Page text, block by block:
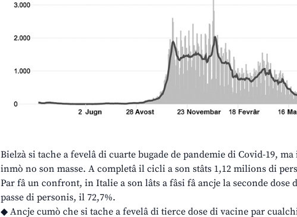
Bielzà si tache a fevelâ di cuarte bugade de pandemie di Covid-19,
inmò no son masse. A completâ il cicli a son stâts 1,12 milions di
Par fâ un confront, in Italie a son lâts a fâsi fâ ancje la seconde dose
passe di personis, il 72,7%.
◆ Ancje cumò che si tache a fevelâ di tierce dose di vacine par